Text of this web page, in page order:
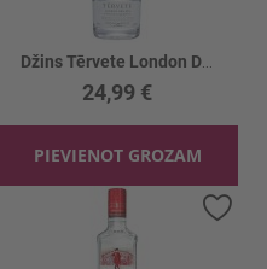
24,99 €
PIEVIENOT GROZAM
Pievienot vēlmju sarakstam